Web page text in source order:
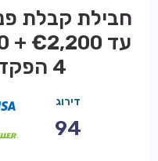
4 הפקדות ראשונות
דירוג
94